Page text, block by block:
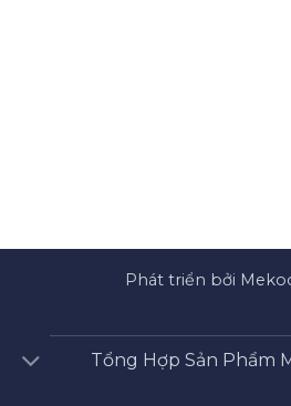
Phát triển bởi
Tổng Hợp Sản Phẩm